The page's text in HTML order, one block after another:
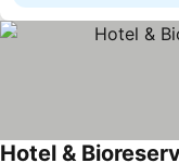
Hotel &